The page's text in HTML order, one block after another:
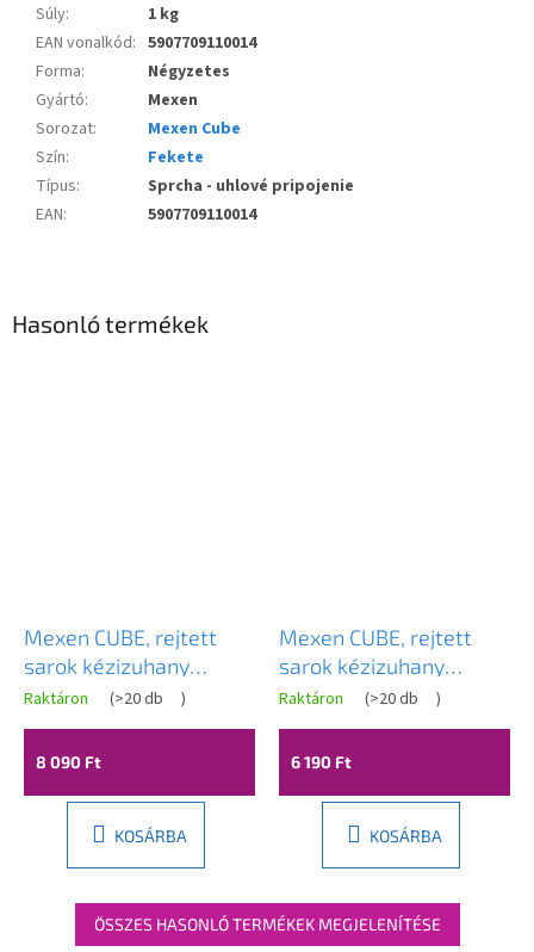
Súly:
1 kg
EAN vonalkód: 5907709110014
Forma:
Négyzetes
Gyártó:
Mexen
Sorozat:
Mexen Cube
Szín:
Fekete
Típus:
Sprcha - uhlové pripojenie
EAN: 5907709110014
Hasonló termékek
Mexen CUBE, rejtett
sarok kézizuhany
csatlakozó 1/2", fehér,
79300-20
Raktáron (>20 db )
8 090 Ft
KOSÁRBA
Mexen CUBE, rejtett
sarok kézizuhany
csatlakozó 1/2", króm,
79300-00
Raktáron (>20 db )
6 190 Ft
KOSÁRBA
ÖSSZES HASONLÓ TERMÉKEK MEGJELENÍTÉSE